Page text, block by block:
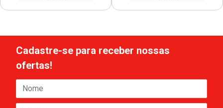
Cadastre-se para receber nossas
ofertas!